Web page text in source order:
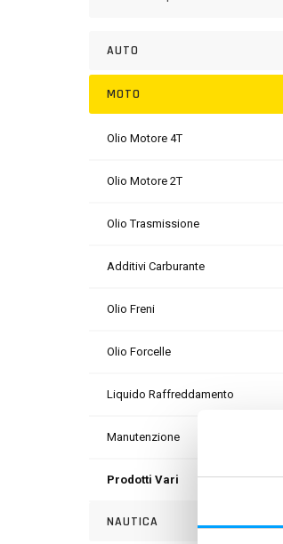
AUTO
MOTO
Olio Motore 4T
Olio Motore 2T
Olio Trasmissione
Additivi Carburante
Olio Freni
Olio Forcelle
Liquido Raffreddamento
Manutenzione
Prodotti Vari
NAUTICA